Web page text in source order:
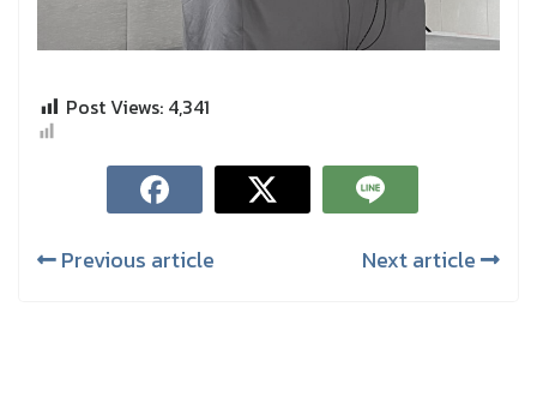
Post Views: 4,341
Previous article Next article